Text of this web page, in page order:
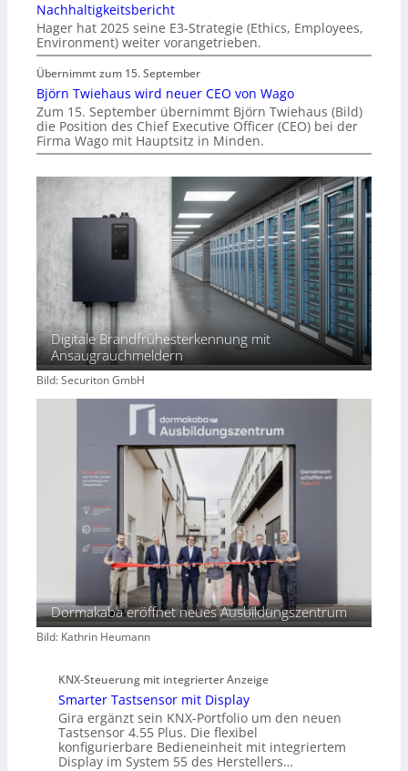
Nachhaltigkeitsbericht
Hager hat 2025 seine E3-Strategie (Ethics, Employees,
Environment) weiter vorangetrieben.
Übernimmt zum 15. September
Björn Twiehaus wird neuer CEO von Wago
Zum 15. September übernimmt Björn Twiehaus (Bild)
die Position des Chief Executive Officer (CEO) bei der
Firma Wago mit Hauptsitz in Minden.
Digitale Brandfrühesterkennung mit
Ansaugrauchmeldern
Bild: Securiton GmbH
Dormakaba eröffnet neues Ausbildungszentrum
Bild: Kathrin Heumann
KNX-Steuerung mit integrierter Anzeige
Smarter Tastsensor mit Display
Gira ergänzt sein KNX-Portfolio um den neuen
Tastsensor 4.55 Plus. Die flexibel
konfigurierbare Bedieneinheit mit integriertem
Display im System 55 des Herstellers…